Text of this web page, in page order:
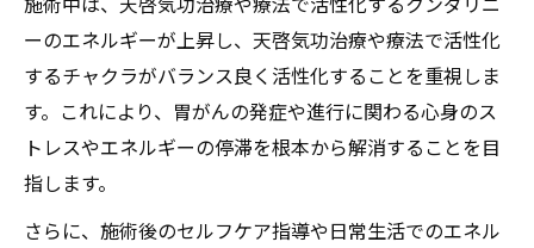
天啓気功治療や療法で活性化するクンダリ
ニー・チャクラ覚醒で得られる変化
心身回復を支える天啓気功治療の施術要素
ーのエネルギーが上昇し、天啓気功治療や療法で活性化
するチャクラがバランス良く活性化することを重視しま
す。これにより、胃がんの発症や進行に関わる心身のス
トレスやエネルギーの停滞を根本から解消することを目
指します。
さらに、施術後のセルフケア指導や日常生活でのエネル